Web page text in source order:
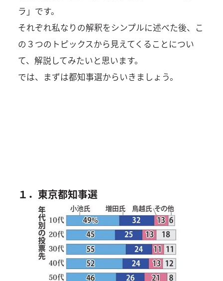
ラ」です。
それぞれ私なりの解釈をシンプルに述べた後、こ
の３つのトピックスから見えてくることについ
て、解説してみたいと思います。
では、まずは都知事選からいきましょう。
１．東京都知事選